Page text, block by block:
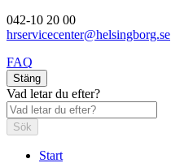
042-10 20 00
hrservicecenter@helsingborg.se
FAQ
Stäng
Vad letar du efter?
Sök
Start